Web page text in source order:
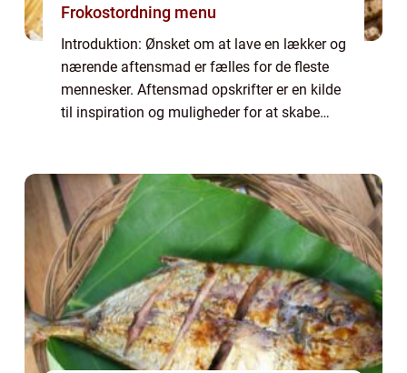
Frokostordning menu
Introduktion: Ønsket om at lave en lækker og
nærende aftensmad er fælles for de fleste
mennesker. Aftensmad opskrifter er en kilde
til inspiration og muligheder for at skabe